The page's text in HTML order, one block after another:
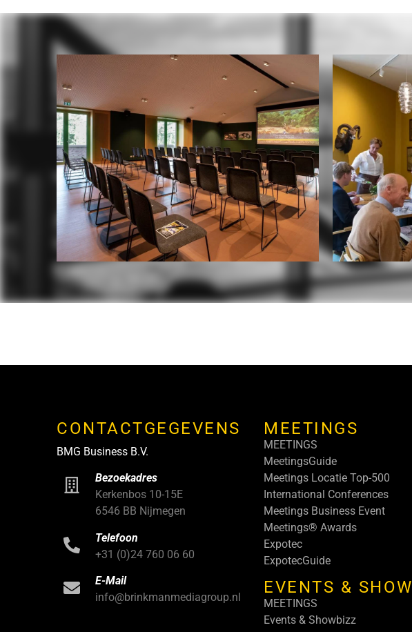
CONTACTGEGEVENS
BMG Business B.V.
Bezoekadres
Kerkenbos 10-15E
6546 BB Nijmegen
Telefoon
+31 (0)24 760 06 60
E-Mail
info@brinkmanmediagroup.nl
MEETINGS
MEETINGS
MeetingsGuide
Meetings Locatie Top-500
International Conferences
Meetings Business Event
Meetings® Awards
Expotec
ExpotecGuide
EVENTS &
MEETINGS
Events & Showbizz